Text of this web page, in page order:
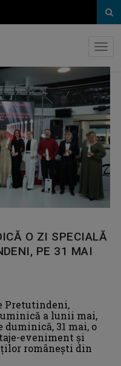
O ZI SPECIALĂ
PE 31 MAI
Pretutindeni,
a lunii mai,
31 mai, o
eveniment și
românești din